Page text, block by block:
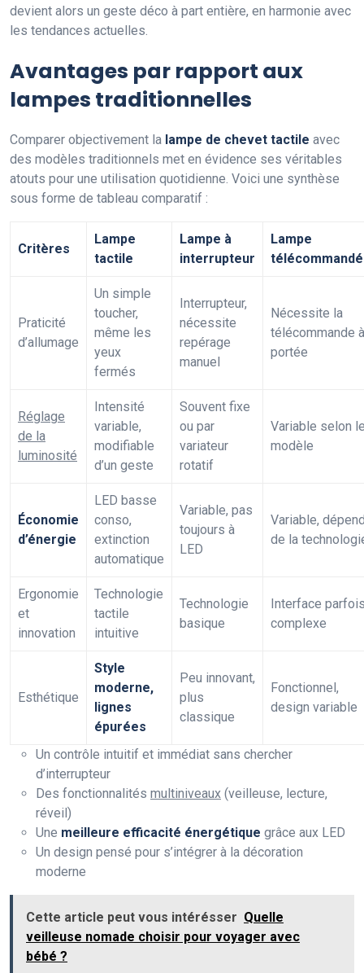
devient alors un geste déco à part entière, en harmonie avec
les tendances actuelles.
Avantages par rapport aux
lampes traditionnelles
Comparer objectivement la lampe de chevet tactile avec
des modèles traditionnels met en évidence ses véritables
atouts pour une utilisation quotidienne. Voici une synthèse
sous forme de tableau comparatif :
Critères
Lampe
tactile
Lampe à
interrupteur
Lampe
Praticité
d’allumage
Un simple
toucher,
même les
yeux
fermés
Interrupteur,
nécessite
repérage
manuel
Nécessite la
télécommande à
portée
Réglage
de la
luminosité
Intensité
variable,
modifiable
d’un geste
Souvent fixe
ou par
variateur
rotatif
Variable selon
modèle
Économie
d’énergie
LED basse
conso,
extinction
automatique
Variable, pas
toujours à
LED
Variable,
de la
Ergonomie
et
innovation
Technologie
tactile
intuitive
Technologie
basique
Interface
complexe
Esthétique
Style
moderne,
lignes
épurées
Peu innovant,
plus
classique
Fonctionnel,
design variable
Un contrôle intuitif et immédiat sans chercher
d’interrupteur
Des fonctionnalités multiniveaux (veilleuse, lecture,
réveil)
Une meilleure efficacité énergétique grâce aux LED
Un design pensé pour s’intégrer à la décoration
moderne
Cette article peut vous intérésser Quelle
veilleuse nomade choisir pour voyager avec
bébé ?